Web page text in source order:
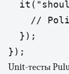
//
  });
Unit-тесты